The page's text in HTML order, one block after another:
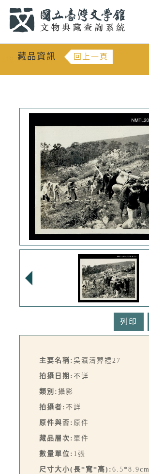
::: 藏品資訊 回上一頁
列印
主要名稱: 吳瀛濤葬禮27
拍攝日期: 不詳
類別: 攝影
拍攝者: 不詳
原件與否: 原件
藏品層次: 單件
數量單位: 1張
尺寸大小(長*寬*高): 6.5*8.9cm